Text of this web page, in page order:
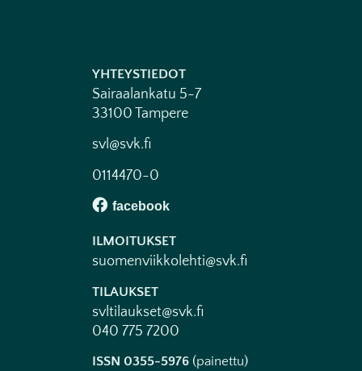
YHTEYSTIEDOT
Sairaalankatu 5-7
33100 Tampere
svl@svk.fi
0114470-0
ILMOITUKSET
suomenviikkolehti@svk.fi
TILAUKSET
svltilaukset@svk.fi
040 775 7200
ISSN 0355-5976 (painettu)